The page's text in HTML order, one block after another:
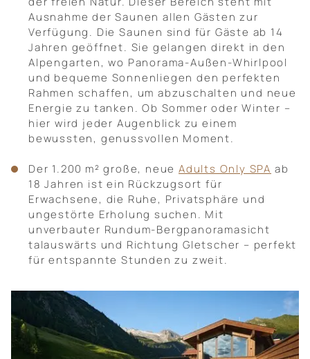
Ausnahme der Saunen allen Gästen zur
Verfügung. Die Saunen sind für Gäste ab 14
Jahren geöffnet. Sie gelangen direkt in den
Alpengarten, wo Panorama-Außen-Whirlpool
und bequeme Sonnenliegen den perfekten
Rahmen schaffen, um abzuschalten und neue
Energie zu tanken. Ob Sommer oder Winter –
hier wird jeder Augenblick zu einem
bewussten, genussvollen Moment.
Der 1.200 m² große, neueAdults Only SPA ab
18 Jahren ist ein Rückzugsort für
Erwachsene, die Ruhe, Privatsphäre und
ungestörte Erholung suchen. Mit
unverbauter Rundum-Bergpanoramasicht
talauswärts und Richtung Gletscher – perfekt
für entspannte Stunden zu zweit.